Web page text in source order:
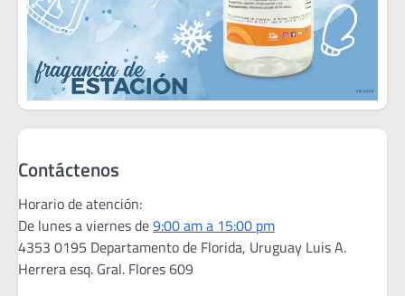
Contáctenos
Horario de atención:
De lunes a viernes de9:00 am a 15:00 pm
4353 0195 Departamento de Florida, Uruguay Luis A.
Herrera esq. Gral. Flores 609